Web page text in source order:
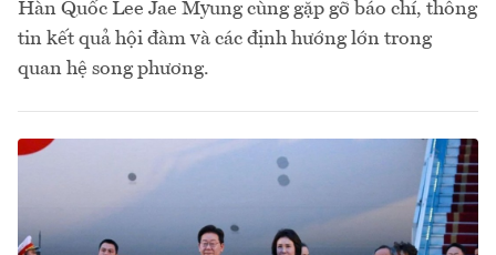
Hàn Quốc Lee Jae Myung cùng gặp gỡ báo chí, thông
tin kết quả hội đàm và các định hướng lớn trong
quan hệ song phương.